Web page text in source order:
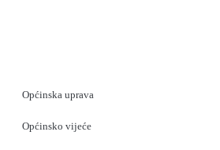
Općinska uprava
Općinsko vijeće